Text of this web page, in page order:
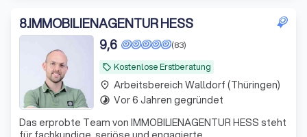
8.IMMOBILIENAGENTUR HESS
local_offer Kostenlose Erstberatung
(83)
9,6
Das erprobte Team von IMMOBILIENAGENTUR HESS steht
place Arbeitsbereich Walldorf (Thüringen)
timelapse Vor 6 Jahren gegründet